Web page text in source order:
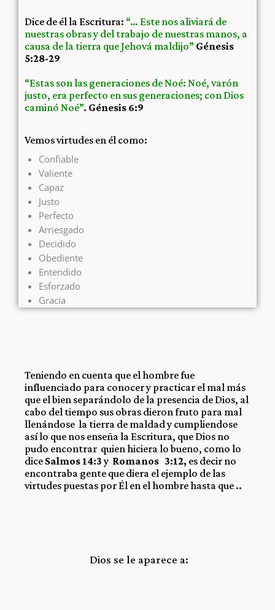
Dice de él la Escritura: “… Este nos aliviará de
nuestras obras y del trabajo de nuestras manos, a
causa de la tierra que Jehová maldijo” Génesis
5:28-29
“Estas son las generaciones de Noé: Noé, varón
justo, era perfecto en sus generaciones; con Dios
caminó Noé”. Génesis 6:9
Vemos virtudes en él como:
Confiable
Valiente
Capaz
Justo
Perfecto
Arriesgado
Decidido
Obediente
Entendido
Esforzado
Gracia
Teniendo en cuenta que el hombre fue
influenciado para conocer y practicar el mal más
que el bien separándolo de la presencia de Dios, al
cabo del tiempo sus obras dieron fruto para mal
llenándose la tierra de maldad y cumpliendose
así lo que nos enseña la Escritura, que Dios no
pudo encontrar quien hiciera lo bueno, como lo
dice Salmos 14:3y Romanos 3:12, es decir no
encontraba gente que diera el ejemplo de las
virtudes puestas por Él en el hombre hasta que ..
Dios se le aparece a: